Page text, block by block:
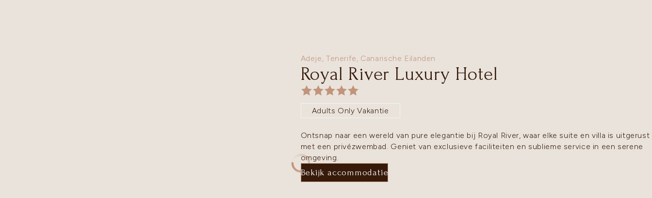
Adeje, Tenerife, Canarische Eilanden
Royal River Luxury Hotel
Adults Only Vakantie
Ontsnap naar een wereld van pure elegantie bij Royal River, waar elke suite en villa is uitgerust
met een privézwembad. Geniet van exclusieve faciliteiten en sublieme service in een serene
omgeving.
Bekijk accommodatie